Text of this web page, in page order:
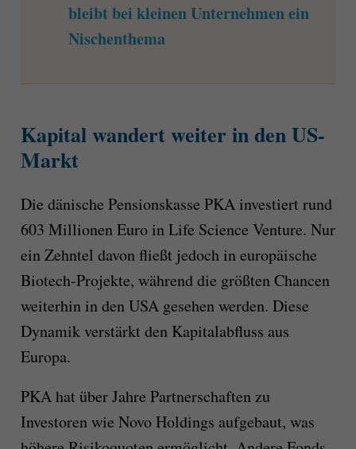
bleibt bei kleinen Unternehmen ein
Nischenthema
Kapital wandert weiter in den US-
Markt
Die dänische Pensionskasse PKA investiert rund
603 Millionen Euro in Life Science Venture. Nur
ein Zehntel davon fließt jedoch in europäische
Biotech-Projekte, während die größten Chancen
weiterhin in den USA gesehen werden. Diese
Dynamik verstärkt den Kapitalabfluss aus
Europa.
PKA hat über Jahre Partnerschaften zu
Investoren wie Novo Holdings aufgebaut, was